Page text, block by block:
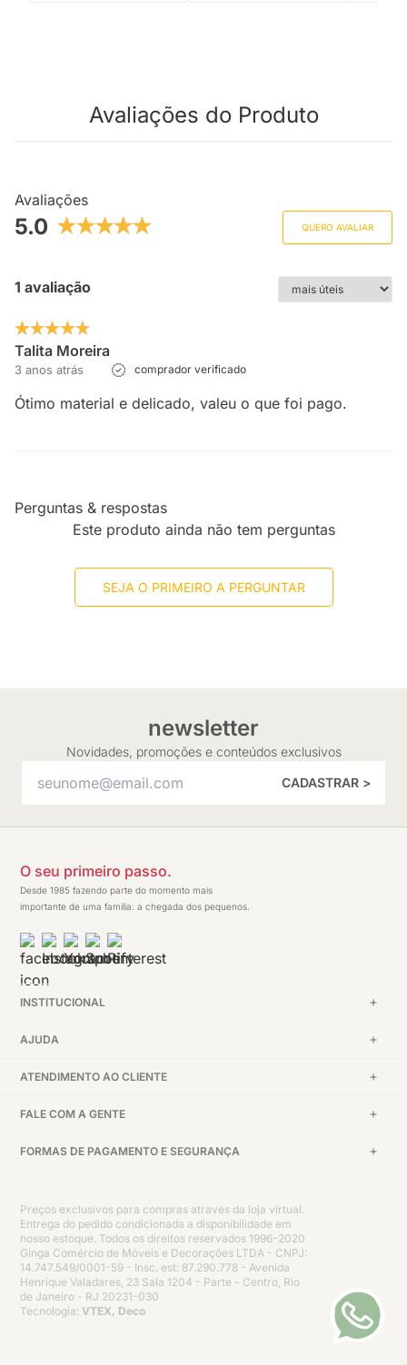
Avaliações do Produto
Avaliações
5.0 QUERO AVALIAR
1 avaliação
Talita Moreira
3 anos atrás comprador verificado
Ótimo material e delicado, valeu o que foi pago.
Perguntas & respostas
Este produto ainda não tem perguntas
SEJA O PRIMEIRO A PERGUNTAR
newsletter
Novidades, promoções e conteúdos exclusivos
CADASTRAR >
O seu primeiro passo.
Desde 1985 fazendo parte do momento mais
importante de uma família: a chegada dos pequenos.
INSTITUCIONAL
AJUDA
ATENDIMENTO AO CLIENTE
FALE COM A GENTE
FORMAS DE PAGAMENTO E SEGURANÇA
Preços exclusivos para compras através da loja virtual.
Entrega do pedido condicionada a disponibilidade em
nosso estoque. Todos os direitos reservados 1996-2020
Ginga Comércio de Móveis e Decorações LTDA - CNPJ:
14.747.549/0001-59 - Insc. est: 87.290.778 - Avenida
Henrique Valadares, 23 Sala 1204 - Parte - Centro, Rio
de Janeiro - RJ 20231-030
Tecnologia: VTEX, Deco